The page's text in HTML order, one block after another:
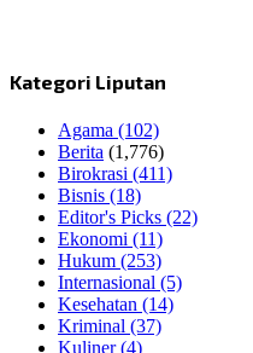
Kategori Liputan
Agama (102)
Berita (1,776)
Birokrasi (411)
Bisnis (18)
Editor's Picks (22)
Ekonomi (11)
Hukum (253)
Internasional (5)
Kesehatan (14)
Kriminal (37)
Kuliner(4)